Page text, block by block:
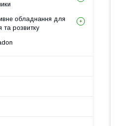
обладнання для
та розвитку